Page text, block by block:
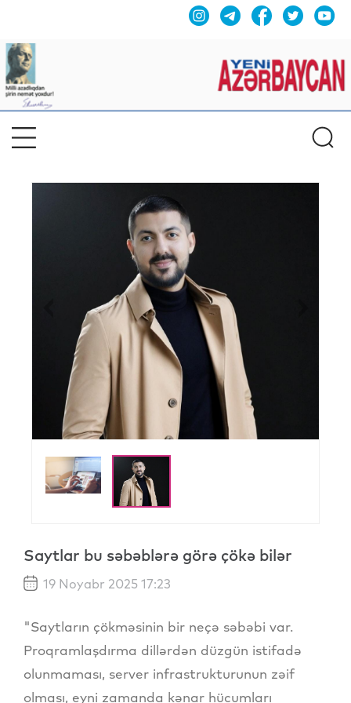
Previous
Saytlar bu səbəblərə görə çökə bilər
19 Noyabr 2025 17:23
"Saytların çökməsinin bir neçə səbəbi var.
Proqramlaşdırma dillərdən düzgün istifadə
olunmaması, server infrastrukturunun zəif
olması, eyni zamanda kənar hücumları